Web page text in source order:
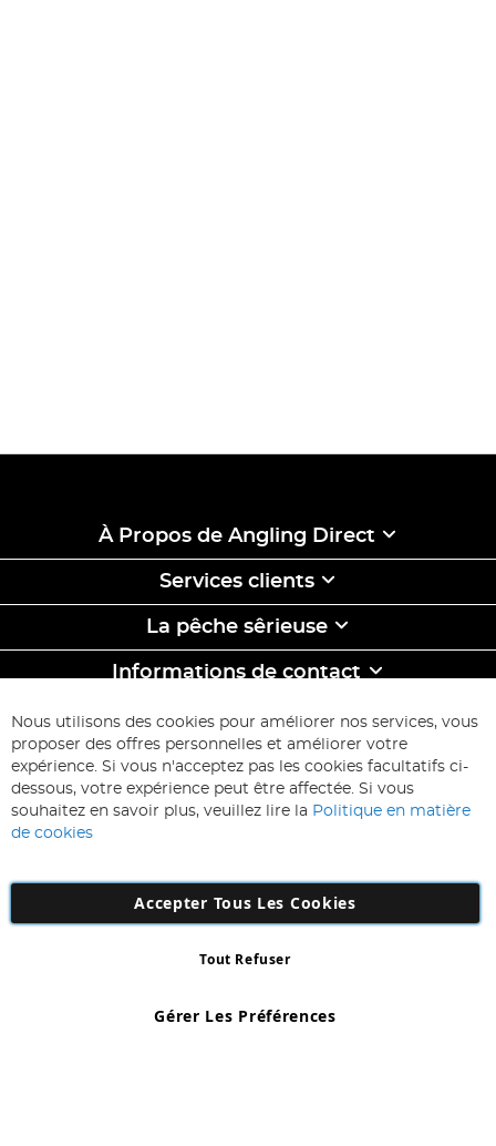
À Propos de Angling Direct
Services clients
La pêche sêrieuse
Informations de contact
ABONNEZ-VOUS & ECONOMISEZ
Inscription
à
d’information
:
Inscription
Number: 863029607
Nous utilisons des cookies pour améliorer nos services, vous
proposer des offres personnelles et améliorer votre
expérience. Si vous n'acceptez pas les cookies facultatifs ci-
dessous, votre expérience peut être affectée. Si vous
souhaitez en savoir plus, veuillez lire la Politique en matière
de cookies
Accepter Tous Les Cookies
Gérer Les Préférences
Tout Refuser